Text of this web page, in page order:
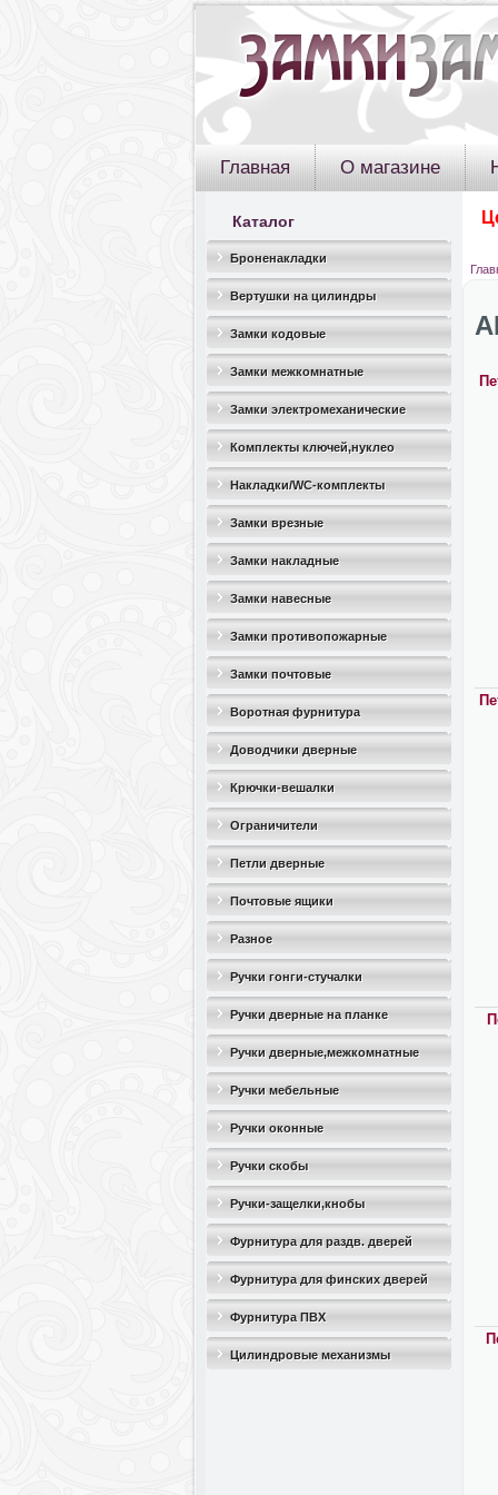
Главная О магазине
Каталог
Броненакладки
Вертушки на цилиндры
Замки кодовые
Замки межкомнатные
Замки электромеханические
Комплекты ключей,нуклео
Накладки/WC-комплекты
Замки врезные
Замки накладные
Замки навесные
Замки противопожарные
Замки почтовые
Воротная фурнитура
Доводчики дверные
Крючки-вешалки
Ограничители
дверные(стопоры)
Петли дверные
Почтовые ящики
Разное
Ручки гонги-стучалки
Ручки дверные на планке
Ручки дверные,межкомнатные
Ручки мебельные
Ручки оконные
Ручки скобы
Ручки-защелки,кнобы
Фурнитура для раздв. дверей
Фурнитура для финских дверей
Фурнитура ПВХ
Цилиндровые механизмы